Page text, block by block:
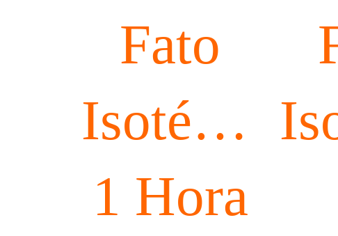
Fato
Isotérmico
1 Hora